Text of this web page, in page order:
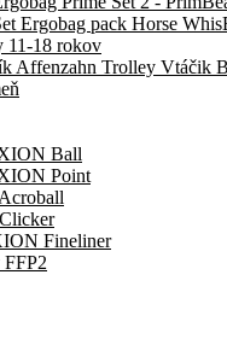
11-18 rokov
Ball
Point
Fineliner
FFP2